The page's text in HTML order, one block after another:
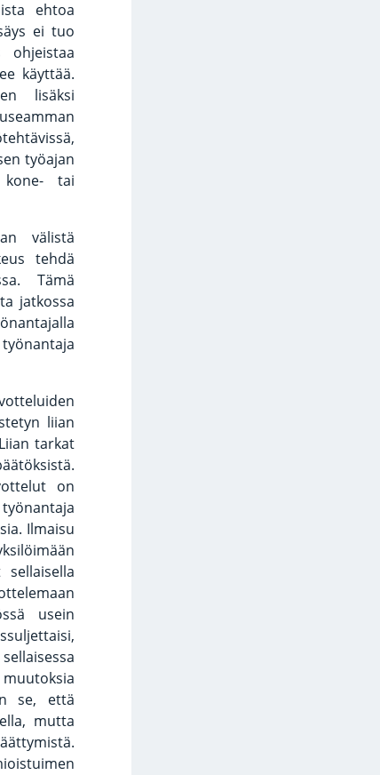
ehtoa
ei tuo
käyttää.
lisäksi
työajan
kone- tai
välistä
tehdä
Tämä
jatkossa
liian
tarkat
on
Ilmaisu
usein
se, että
mutta